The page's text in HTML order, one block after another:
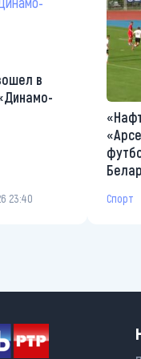
в
23:40 Спорт